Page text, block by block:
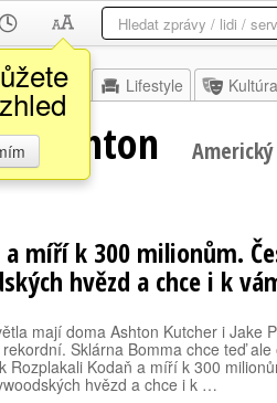
Z domova Lifestyle Kultúra
Ashton
a míří k 300 milionům.
hvězd a chce i k
mají doma Ashton Kutcher i Jake
Sklárna Bomma chce teď
Rozplakali Kodaň a míří k 300
hvězd a chce i k …